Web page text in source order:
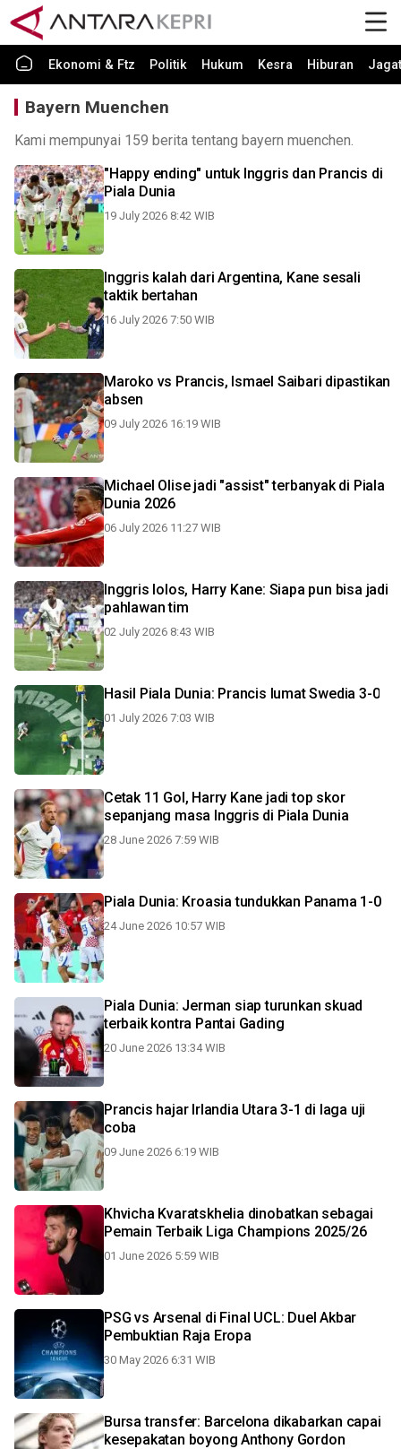
Ekonomi & Ftz Politik Hukum Kesra Hiburan Jagat
Bayern Muenchen
Kami mempunyai 159 berita tentang bayern muenchen.
"Happy ending" untuk Inggris dan Prancis di
Piala Dunia
19 July 2026 8:42 WIB
Inggris kalah dari Argentina, Kane sesali
taktik bertahan
16 July 2026 7:50 WIB
Maroko vs Prancis, Ismael Saibari dipastikan
absen
09 July 2026 16:19 WIB
Michael Olise jadi "assist" terbanyak di Piala
Dunia 2026
06 July 2026 11:27 WIB
Inggris lolos, Harry Kane: Siapa pun bisa jadi
pahlawan tim
02 July 2026 8:43 WIB
Hasil Piala Dunia: Prancis lumat Swedia 3-0
01 July 2026 7:03 WIB
Cetak 11 Gol, Harry Kane jadi top skor
sepanjang masa Inggris di Piala Dunia
28 June 2026 7:59 WIB
Piala Dunia: Kroasia tundukkan Panama 1-0
24 June 2026 10:57 WIB
Piala Dunia: Jerman siap turunkan skuad
terbaik kontra Pantai Gading
20 June 2026 13:34 WIB
Prancis hajar Irlandia Utara 3-1 di laga uji
coba
09 June 2026 6:19 WIB
Khvicha Kvaratskhelia dinobatkan sebagai
Pemain Terbaik Liga Champions 2025/26
01 June 2026 5:59 WIB
PSG vs Arsenal di Final UCL: Duel Akbar
Pembuktian Raja Eropa
30 May 2026 6:31 WIB
Bursa transfer: Barcelona dikabarkan capai
kesepakatan boyong Anthony Gordon